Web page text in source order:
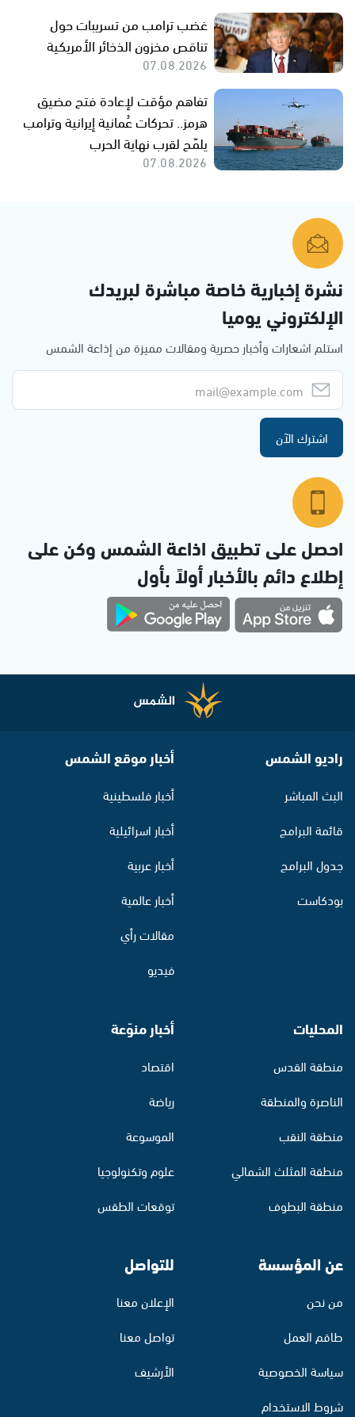
غضب ترامب من تسريبات حول
تناقص مخزون الذخائر الأمريكية
07.08.2026
تفاهم مؤقت لإعادة فتح مضيق
هرمز.. تحركات عُمانية إيرانية وترامب
يلمّح لقرب نهاية الحرب
07.08.2026
نشرة إخبارية خاصة مباشرة لبريدك
الإلكتروني يوميا
استلم اشعارات وأخبار حصرية ومقالات مميزة من إذاعة الشمس
اشترك الآن
احصل على تطبيق اذاعة الشمس وكن على
إطلاع دائم بالأخبار أولاً بأول
راديو الشمس
البث المباشر
قائمة البرامج
جدول البرامج
بودكاست
أخبار موقع الشمس
أخبار فلسطينية
أخبار اسرائيلية
أخبار عربية
أخبار عالمية
مقالات رأي
فيديو
المحليات
منطقة القدس
الناصرة والمنطقة
منطقة النقب
منطقة المثلث الشمالي
منطقة البطوف
أخبار منوّعة
اقتصاد
رياضة
الموسوعة
علوم وتكنولوجيا
توقعات الطقس
عن المؤسسة
من نحن
طاقم العمل
سياسة الخصوصية
شروط الاستخدام
للتواصل
الإعلان معنا
تواصل معنا
الأرشيف